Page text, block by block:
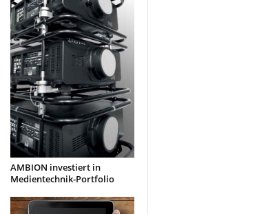
AMBION investiert in
Medientechnik-Portfolio